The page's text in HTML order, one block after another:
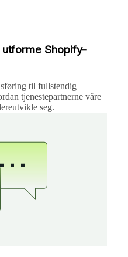
utforme Shopify-
til fullstendig
tjenestepartnerne våre
seg.